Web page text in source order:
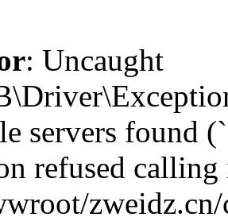
: Uncaught
servers found
refused
zweidz.cn/